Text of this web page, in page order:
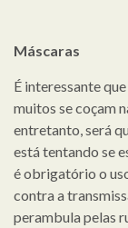
Máscaras
É interessante
muitos se coçam
entretanto, será
está tentando se
é obrigatório o
contra a
perambula pelas